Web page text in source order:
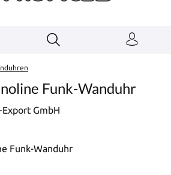
Funk-Wanduhr
GmbH